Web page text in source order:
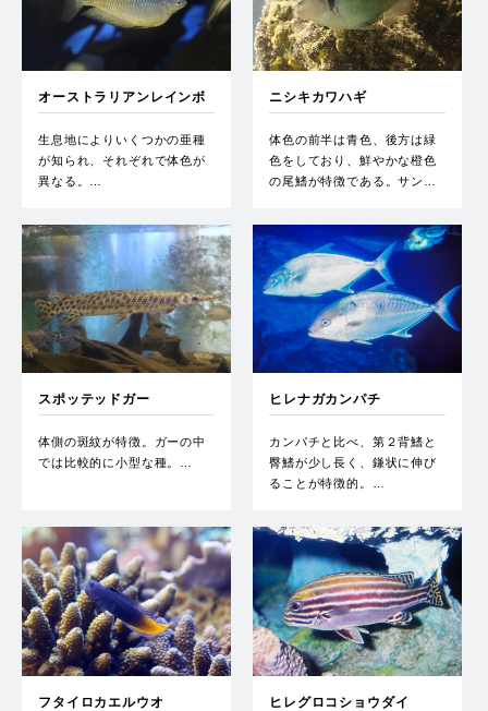
オーストラリアンレインボ
ー
生息地によりいくつかの亜種
が知られ、それぞれで体色が
異なる。…
ニシキカワハギ
体色の前半は青色、後方は緑
色をしており、鮮やかな橙色
の尾鰭が特徴である。サン…
スポッテッドガー
体側の斑紋が特徴。ガーの中
では比較的に小型な種。…
ヒレナガカンパチ
カンパチと比べ、第２背鰭と
臀鰭が少し長く、鎌状に伸び
ることが特徴的。…
フタイロカエルウオ ヒレグロコショウダイ